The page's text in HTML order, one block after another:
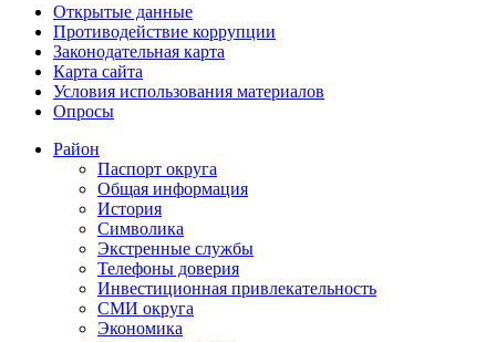
Открытые данные
Противодействие коррупции
Законодательная карта
Карта сайта
Условия использования материалов
Опросы
Район
Паспорт округа
Общая информация
История
Символика
Экстренные службы
Телефоны доверия
Инвестиционная привлекательность
СМИ округа
Экономика